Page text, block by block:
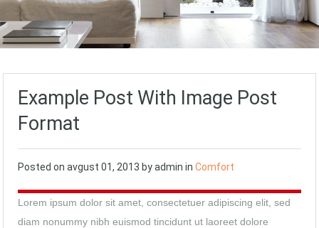
Example Post With Image Post
Format
Posted on avgust 01, 2013 by admin in Comfort
Lorem ipsum dolor sit amet, consectetuer adipiscing elit, sed
diam nonummy nibh euismod tincidunt ut laoreet dolore